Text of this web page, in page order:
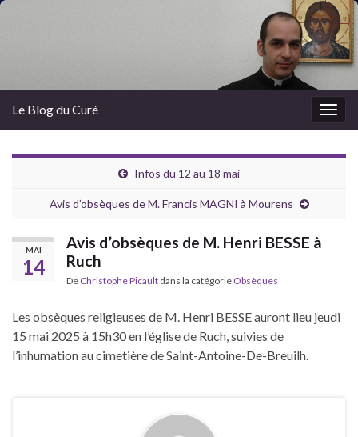
Le Blog du Curé
Infos du 12 au 18 mai
Avis d’obsèques de M. Francis MAGNI à Mourens
MAI
14
Avis d’obsèques de M. Henri BESSE à
Ruch
De Christophe Picault dans la catégorie Obsèques
Les obsèques religieuses de M. Henri BESSE auront lieu jeudi
15 mai 2025 à 15h30 en l’église de Ruch, suivies de
l’inhumation au cimetière de Saint-Antoine-De-Breuilh.